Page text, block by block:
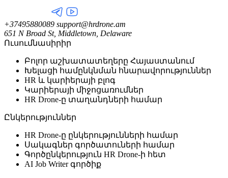
+37495880089 support@hrdrone.am
651 N Broad St, Middletown, Delaware
Ուսումնասիրիր
Բոլոր աշխատատեղերը Հայաստանում
Խելացի համընկնման հնարավորություններ
HR և կարիերայի բլոգ
Կարիերայի միջոցառումներ
HR Drone-ը տաղանդների համար
Ընկերություններ
HR Drone-ը ընկերությունների համար
Սակագներ գործատուների համար
Գործընկերություն HR Drone-ի հետ
AI Job Writer գործիք